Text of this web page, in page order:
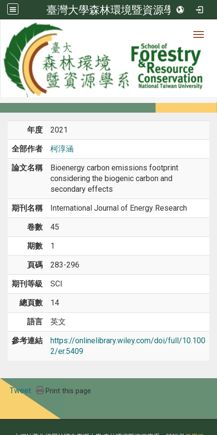
臺灣大學森林環境暨資源學系
系所成員
系所成員
年度 2021
全部作者 柯淳涵
論文名稱
Bioenergy carbon emissions footprint
considering the biogenic carbon and
secondary effects
期刊名稱 International Journal of Energy Research
卷數 45
期數 1
頁碼 283-296
期刊等級 SCI
總頁數 14
語言 英文
參考連結
https://onlinelibrary.wiley.com/doi/full/10.100
2/er.5409
Tweet Print this page